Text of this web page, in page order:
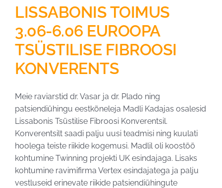
LISSABONIS TOIMUS
3.06-6.06 EUROOPA
TSÜSTILISE FIBROOSI
KONVERENTS
Meie raviarstid dr. Vasar ja dr. Plado ning
patsiendiühingu eestkõneleja Madli Kadajas osalesid
Lissabonis Tsüstilise Fibroosi Konverentsil.
Konverentsilt saadi palju uusi teadmisi ning kuulati
hoolega teiste riikide kogemusi. Madlil oli koostöö
kohtumine Twinning projekti UK esindajaga. Lisaks
kohtumine ravimifirma Vertex esindajatega ja palju
vestluseid erinevate riikide patsiendiühingute